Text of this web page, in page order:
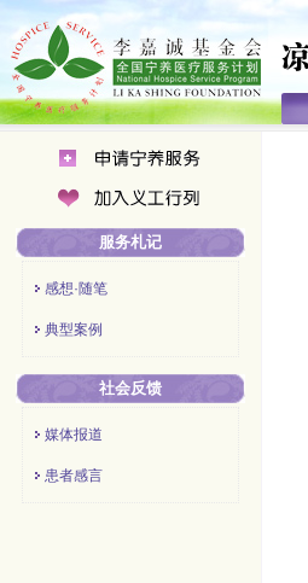
服务札记
感想·随笔
典型案例
社会反馈
媒体报道
患者感言